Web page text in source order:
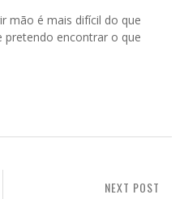
mão é mais difícil do que
pretendo encontrar o que
NEXT POST